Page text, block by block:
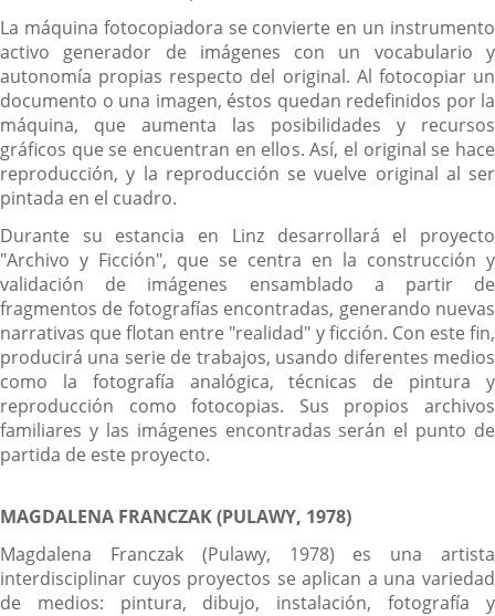
La máquina fotocopiadora se convierte en un instrumento
activo generador de imágenes con un vocabulario y
autonomía propias respecto del original. Al fotocopiar un
documento o una imagen, éstos quedan redefinidos por la
máquina, que aumenta las posibilidades y recursos
gráficos que se encuentran en ellos. Así, el original se hace
reproducción, y la reproducción se vuelve original al ser
pintada en el cuadro.
Durante su estancia en Linz desarrollará el proyecto
"Archivo y Ficción", que se centra en la construcción y
validación de imágenes ensamblado a partir de
fragmentos de fotografías encontradas, generando nuevas
narrativas que flotan entre "realidad" y ficción. Con este fin,
producirá una serie de trabajos, usando diferentes medios
como la fotografía analógica, técnicas de pintura y
reproducción como fotocopias. Sus propios archivos
familiares y las imágenes encontradas serán el punto de
partida de este proyecto.
MAGDALENA FRANCZAK (PULAWY, 1978)
Magdalena Franczak (Pulawy, 1978) es una artista
interdisciplinar cuyos proyectos se aplican a una variedad
de medios: pintura, dibujo, instalación, fotografía y